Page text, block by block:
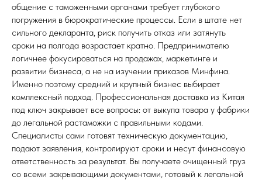
общение с таможенными органами требует глубокого
погружения в бюрократические процессы. Если в штате нет
сильного декларанта, риск получить отказ или затянуть
сроки на полгода возрастает кратно. Предпринимателю
логичнее фокусироваться на продажах, маркетинге и
развитии бизнеса, а не на изучении приказов Минфина.
Именно поэтому средний и крупный бизнес выбирает
комплексный подход. Профессиональная доставка из Китая
под ключ закрывает все вопросы: от выкупа товара у фабрики
до легальной растаможки с правильными кодами.
Специалисты сами готовят техническую документацию,
подают заявления, контролируют сроки и несут финансовую
ответственность за результат. Вы получаете очищенный груз
со всеми закрывающими документами, готовый к легальной